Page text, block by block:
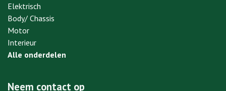
Elektrisch
Body/ Chassis
Motor
Interieur
Alle onderdelen
Neem contact op